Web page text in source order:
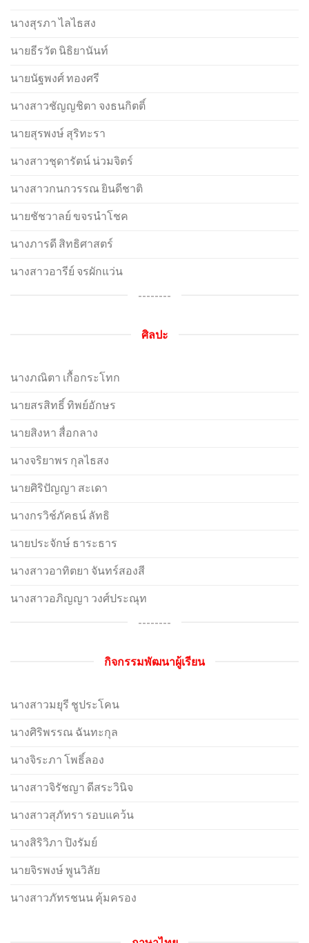
นางสุรภา ไลไธสง
นายธีรวัต นิธิยานันท์
นายนัฐพงศ์ ทองศรี
นางสาวชัญญชิตา จงธนกิตติ์
นายสุรพงษ์ สุริทะรา
นางสาวชุดารัตน์ น่วมจิตร์
นางสาวกนกวรรณ ยินดีชาติ
นายชัชวาลย์ ขจรนำโชค
นางภารดี สิทธิศาสตร์
นางสาวอารีย์ จรผักแว่น
--------
ศิลปะ
นางภณิตา เกื้อกระโทก
นายสรสิทธิ์ ทิพย์อักษร
นายสิงหา สื่อกลาง
นางจริยาพร กุลไธสง
นายศิริปัญญา สะเดา
นางกรวิช์ภัคธน์ ลัทธิ
นายประจักษ์ ธาระธาร
นางสาวอาทิตยา จันทร์สองสี
นางสาวอภิญญา วงศ์ประณุท
--------
กิจกรรมพัฒนาผู้เรียน
นางสาวมยุรี ชูประโคน
นางศิริพรรณ ฉันทะกุล
นางจิระภา โพธิ์ลอง
นางสาวจิรัชญา ดีสระวินิจ
นางสาวสุภัทรา รอบแคว้น
นางสิริวิภา ปิงรัมย์
นายจิรพงษ์ พูนวิลัย
นางสาวภัทรชนน คุ้มครอง